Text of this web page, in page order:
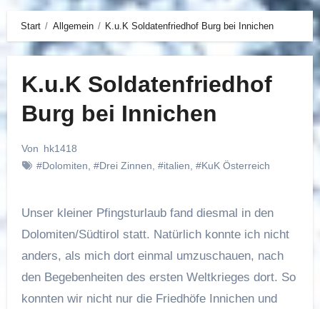
Start Allgemein K.u.K Soldatenfriedhof Burg bei Innichen
K.u.K Soldatenfriedhof
Burg bei Innichen
Von hk1418
#Dolomiten #Drei Zinnen #italien #KuK Österreich
Unser kleiner Pfingsturlaub fand diesmal in den
Dolomiten/Südtirol statt. Natürlich konnte ich nicht
anders, als mich dort einmal umzuschauen, nach
den Begebenheiten des ersten Weltkrieges dort. So
konnten wir nicht nur die Friedhöfe Innichen und